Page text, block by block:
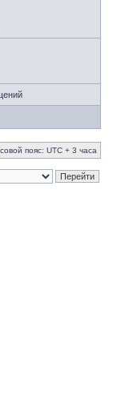
пояс: UTC + 3 часа